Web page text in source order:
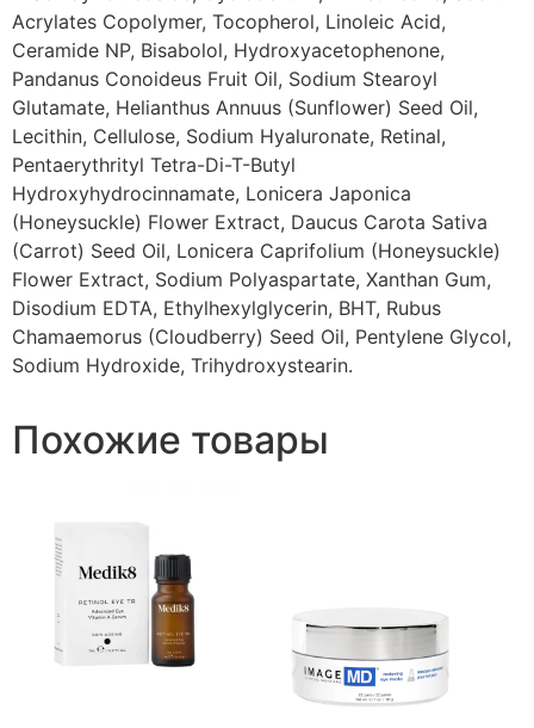
Acrylates Copolymer, Tocopherol, Linoleic Acid,
Ceramide NP, Bisabolol, Hydroxyacetophenone,
Pandanus Conoideus Fruit Oil, Sodium Stearoyl
Glutamate, Helianthus Annuus (Sunflower) Seed Oil,
Lecithin, Cellulose, Sodium Hyaluronate, Retinal,
Pentaerythrityl Tetra-Di-T-Butyl
Hydroxyhydrocinnamate, Lonicera Japonica
(Honeysuckle) Flower Extract, Daucus Carota Sativa
(Carrot) Seed Oil, Lonicera Caprifolium (Honeysuckle)
Flower Extract, Sodium Polyaspartate, Xanthan Gum,
Disodium EDTA, Ethylhexylglycerin, BHT, Rubus
Chamaemorus (Cloudberry) Seed Oil, Pentylene Glycol,
Sodium Hydroxide, Trihydroxystearin.
Похожие товары